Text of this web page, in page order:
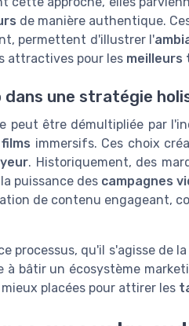
de manière authentique.
permettent d'illustrer l'
attractives pour les meilleurs
une stratégie
peut être démultipliée par
films immersifs. Ces choix
. Historiquement, des
puissance des campagnes
de contenu engageant,
processus, qu'il s'agisse de
à bâtir un écosystème
placées pour attirer les